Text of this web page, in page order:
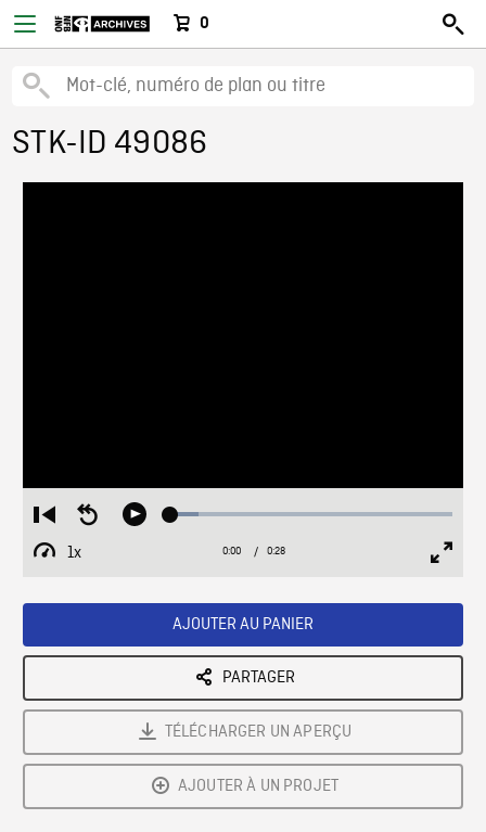
0
STK-ID 49086
Restart
from
beginning
Seek
Play Loaded:
1x
Playback
Current
0:00 / Duration
0:28
AJOUTER AU PANIER
PARTAGER
TÉLÉCHARGER UN APERÇU
AJOUTER À UN PROJET